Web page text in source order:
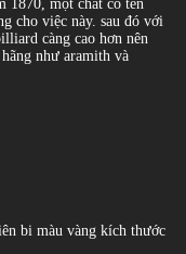
1870, một chất có tên
cho việc này. sau đó với
càng cao hơn nên
như aramith và
bi màu vàng kích thước